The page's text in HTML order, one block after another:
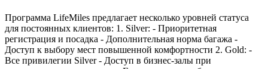
Программа LifeMiles предлагает несколько уровней статуса
для постоянных клиентов: 1. Silver: - Приоритетная
регистрация и посадка - Дополнительная норма багажа -
Доступ к выбору мест повышенной комфортности 2. Gold: -
Все привилегии Silver - Доступ в бизнес-залы при